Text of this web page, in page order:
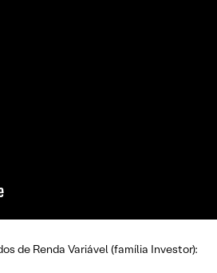
de Renda Variável (família Investor):